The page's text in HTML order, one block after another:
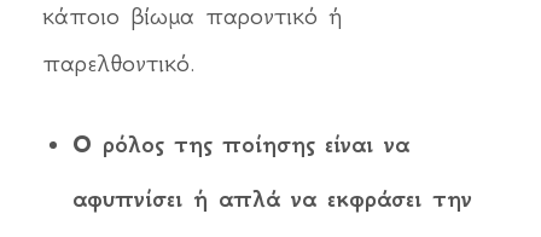
κάποιο βίωμα παροντικό ή
παρελθοντικό.
Ο ρόλος της ποίησης είναι να
αφυπνίσει ή απλά να εκφράσει την